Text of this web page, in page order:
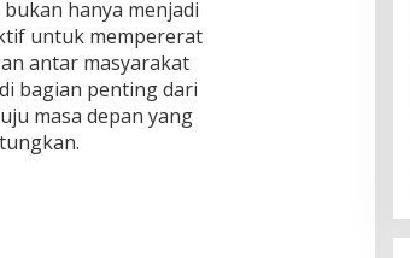
hanya menjadi
untuk mempererat
antar masyarakat
bagian penting dari
masa depan yang